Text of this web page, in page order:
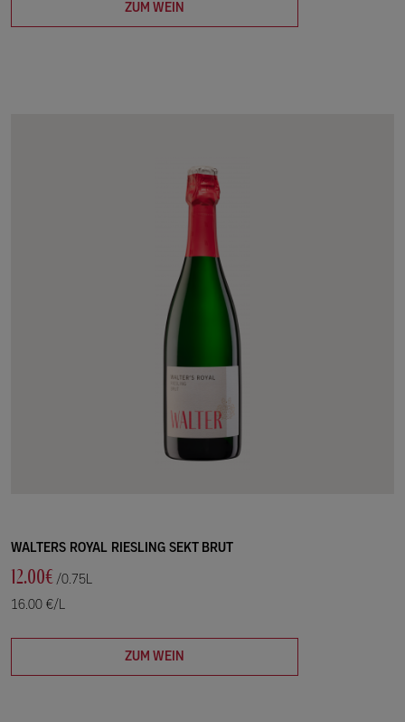
ZUM WEIN
WALTERS ROYAL RIESLING SEKT BRUT
12.00€ /0.75L
16.00 €/L
ZUM WEIN